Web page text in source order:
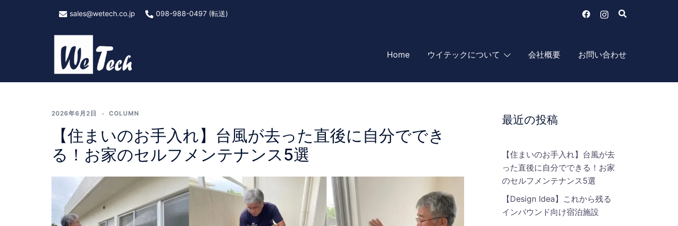
sales@wetech.co.jp 098-988-0497 (転送)
Home ウイテックについて 会社概要 お問い合わせ
タグ:コンクリート打放し
2026年6月2日 COLUMN
【住まいのお手入れ】台風が去った直後に自分ででき
る！お家のセルフメンテナンス5選
最近の投稿
【住まいのお手入れ】台風が去
った直後に自分でできる！お家
のセルフメンテナンス5選
【Design Idea】これから残る
インバウンド向け宿泊施設